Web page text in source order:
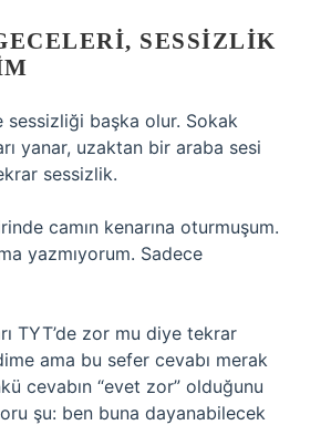
SESSIZLIK
sessizliği başka olur. Sokak
yanar, uzaktan bir araba sesi
sessizlik.
camın kenarına oturmuşum.
yazmıyorum. Sadece
TYT’de zor mu diye tekrar
ama bu sefer cevabı merak
cevabın “evet zor” olduğunu
şu: ben buna dayanabilecek